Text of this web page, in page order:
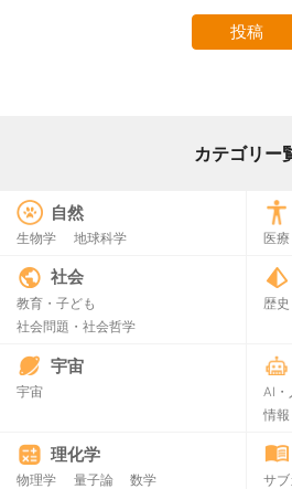
カテゴリー
自然
生物学 地球科学 医療
社会
教育・子ども
社会問題・社会哲学
歴
宇宙
宇宙 AI
情
理化学
物理学 量子論 数学 サブ